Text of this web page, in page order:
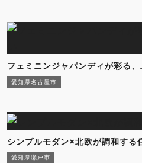
フェミニンジャパンディが彩る
愛知県名古屋市
シンプルモダン×北欧が調和する
愛知県瀬戸市